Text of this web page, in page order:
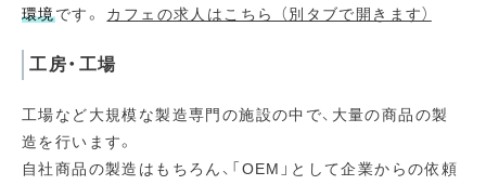
環境です。 カフェの求人はこちら （別タブで開きます）
工房・工場
工場など大規模な製造専門の施設の中で、大量の商品の製
造を行います。
自社商品の製造はもちろん、「OEM」として企業からの依頼